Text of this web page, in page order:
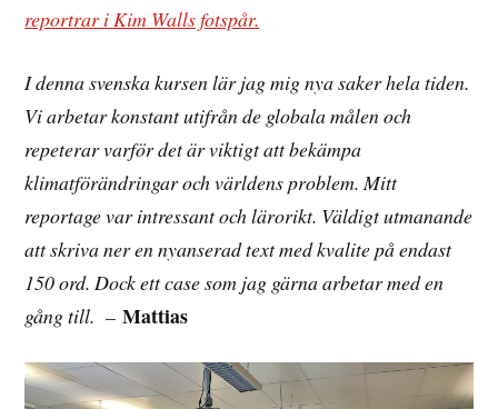
reportrar i Kim Walls fotspår.
I denna svenska kursen lär jag mig nya saker hela tiden.
Vi arbetar konstant utifrån de globala målen och
repeterar varför det är viktigt att bekämpa
klimatförändringar och världens problem. Mitt
reportage var intressant och lärorikt. Väldigt utmanande
att skriva ner en nyanserad text med kvalite på endast
150 ord. Dock ett case som jag gärna arbetar med en
gång till. –Mattias